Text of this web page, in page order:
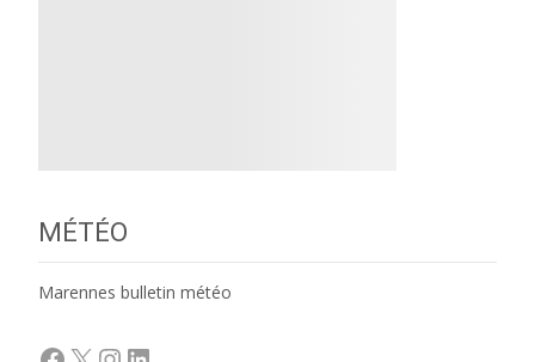
MÉTÉO
Marennes bulletin météo